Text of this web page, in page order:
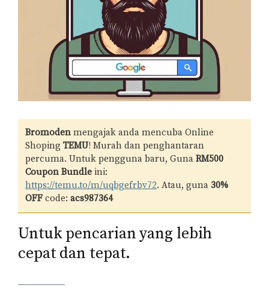
Bromoden mengajak anda mencuba Online
ShopingTEMU! Murah dan penghantaran
percuma. Untuk pengguna baru, GunaRM500
Coupon Bundle ini:
https://temu.to/m/uqbgefrbv72. Atau, guna30%
OFF code:acs987364
Untuk pencarian yang lebih
cepat dan tepat.